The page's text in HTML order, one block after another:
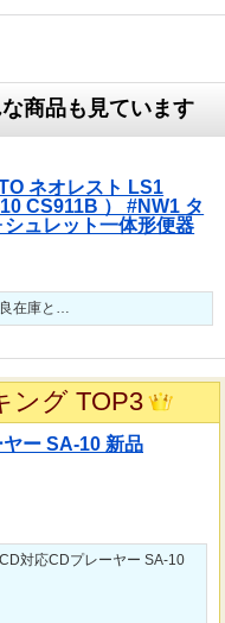
商品も見ています
ネオレスト LS1
CS911B ） #NW1 タ
ュレット一体形便器
在庫と…
ング TOP3
ー SA-10 新品
対応CDプレーヤー SA-10